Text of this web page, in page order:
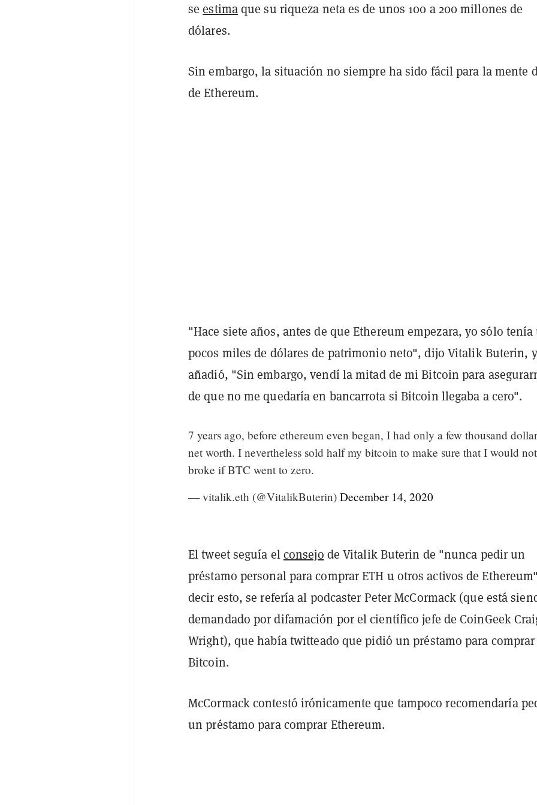
seestimaque su riqueza neta es de unos 100 a 200 millones de
dólares.
Sin embargo, la situación no siempre ha sido fácil para la mente
de Ethereum.
"Hace siete años, antes de que Ethereum empezara, yo sólo tenía
pocos miles de dólares de patrimonio neto", dijo Vitalik Buterin, y
añadió, "Sin embargo, vendí la mitad de mi Bitcoin para
de que no me quedaría en bancarrota si Bitcoin llegaba a cero".
7 years ago, before ethereum even began, I had only a few thousand
net worth. I nevertheless sold half my bitcoin to make sure that I would
broke if BTC went to zero.
— vitalik.eth (@VitalikButerin) December 14, 2020
El tweet seguía elconsejo de Vitalik Buterin de "nunca pedir un
préstamo personal para comprar ETH u otros activos de
decir esto, se refería al podcaster Peter McCormack (que está
demandado por difamación por el científico jefe de CoinGeek
Wright), que había twitteado que pidió un préstamo para comprar
Bitcoin.
McCormack contestó irónicamente que tampoco recomendaría
un préstamo para comprar Ethereum.